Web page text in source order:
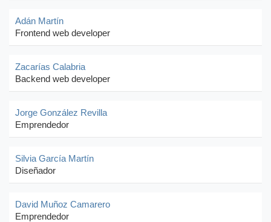
Adán Martín
Frontend web developer
Zacarías Calabria
Backend web developer
Jorge González Revilla
Emprendedor
Silvia García Martín
Diseñador
David Muñoz Camarero
Emprendedor